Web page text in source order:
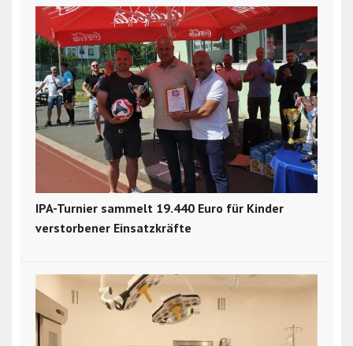
IPA-Turnier sammelt 19.440 Euro für Kinder
verstorbener Einsatzkräfte